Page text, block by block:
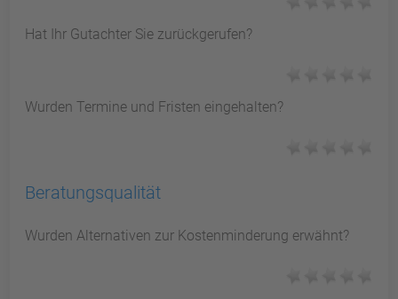
Hat Ihr Gutachter Sie zurückgerufen?
Wurden Termine und Fristen eingehalten?
Beratungsqualität
Wurden Alternativen zur Kostenminderung erwähnt?